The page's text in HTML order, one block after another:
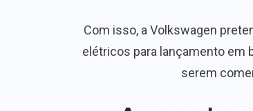
Com isso, a Volkswagen
elétricos para lançamento em
serem